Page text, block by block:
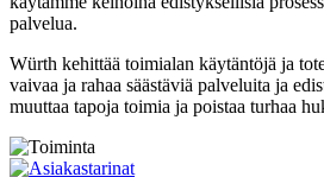
palvelua.
Würth kehittää toimialan käytäntöjä ja
vaivaa ja rahaa säästäviä palveluita ja
muuttaa tapoja toimia ja poistaa turhaa